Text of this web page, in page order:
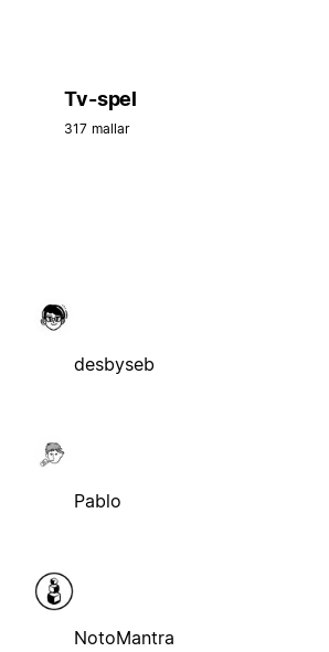
Tv-spel
317 mallar
desbyseb
Pablo
NotoMantra